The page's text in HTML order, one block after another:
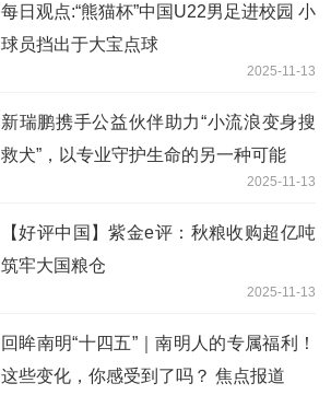
每日观点:“熊猫杯”中国U22男足进校园 小
球员挡出于大宝点球
2025-11-13
新瑞鹏携手公益伙伴助力“小流浪变身搜
救犬”，以专业守护生命的另一种可能
2025-11-13
【好评中国】紫金e评：秋粮收购超亿吨
筑牢大国粮仓
2025-11-13
回眸南明“十四五”｜南明人的专属福利！
这些变化，你感受到了吗？ 焦点报道